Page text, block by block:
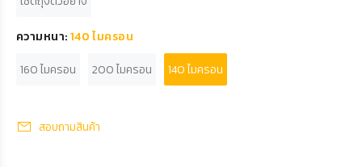
ความหนา:140 ไมครอน
160 ไมครอน
200 ไมครอน 140 ไมครอน
สอบถามสินค้า